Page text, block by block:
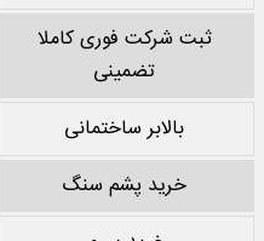
ثبت شرکت فوری کاملا
تضمینی
بالابر ساختمانی
خرید پشم سنگ